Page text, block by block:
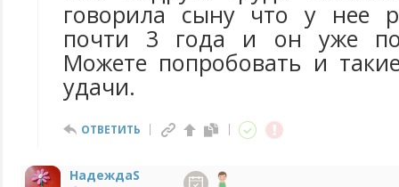
говорила сыну что у нее
почти 3 года и он уже
Можете попробовать и
удачи.
ОТВЕТИТЬ
НадеждаS